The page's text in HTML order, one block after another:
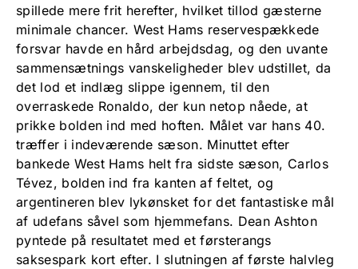
spillede mere frit herefter, hvilket tillod gæsterne
minimale chancer. West Hams reservespækkede
forsvar havde en hård arbejdsdag, og den uvante
sammensætnings vanskeligheder blev udstillet, da
det lod et indlæg slippe igennem, til den
overraskede Ronaldo, der kun netop nåede, at
prikke bolden ind med hoften. Målet var hans 40.
træffer i indeværende sæson. Minuttet efter
bankede West Hams helt fra sidste sæson, Carlos
Tévez, bolden ind fra kanten af feltet, og
argentineren blev lykønsket for det fantastiske mål
af udefans såvel som hjemmefans. Dean Ashton
pyntede på resultatet med et førsterangs
saksespark kort efter. I slutningen af første halvleg